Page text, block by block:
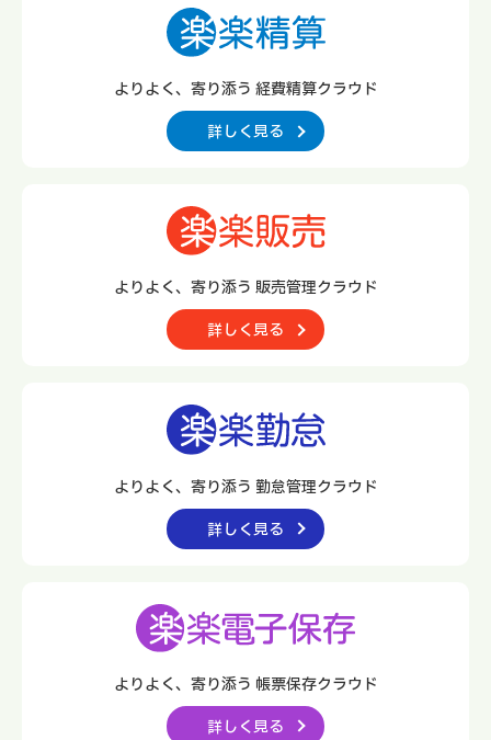
よりよく、寄り添う 経費精算クラウド
詳しく見る
よりよく、寄り添う 販売管理クラウド
詳しく見る
よりよく、寄り添う 勤怠管理クラウド
詳しく見る
よりよく、寄り添う 帳票保存クラウド
詳しく見る